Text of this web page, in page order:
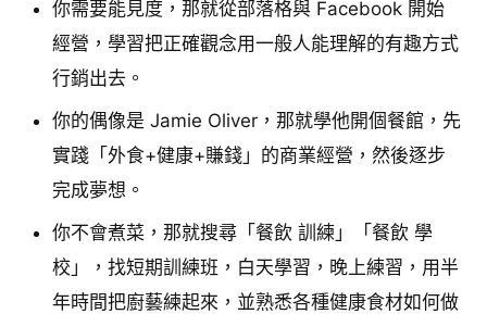
你需要能見度，那就從部落格與 Facebook 開始
經營，學習把正確觀念用一般人能理解的有趣方式
行銷出去。
你的偶像是 Jamie Oliver，那就學他開個餐館，先
實踐「外食+健康+賺錢」的商業經營，然後逐步
完成夢想。
你不會煮菜，那就搜尋「餐飲 訓練」「餐飲 學
校」，找短期訓練班，白天學習，晚上練習，用半
年時間把廚藝練起來，並熟悉各種健康食材如何做